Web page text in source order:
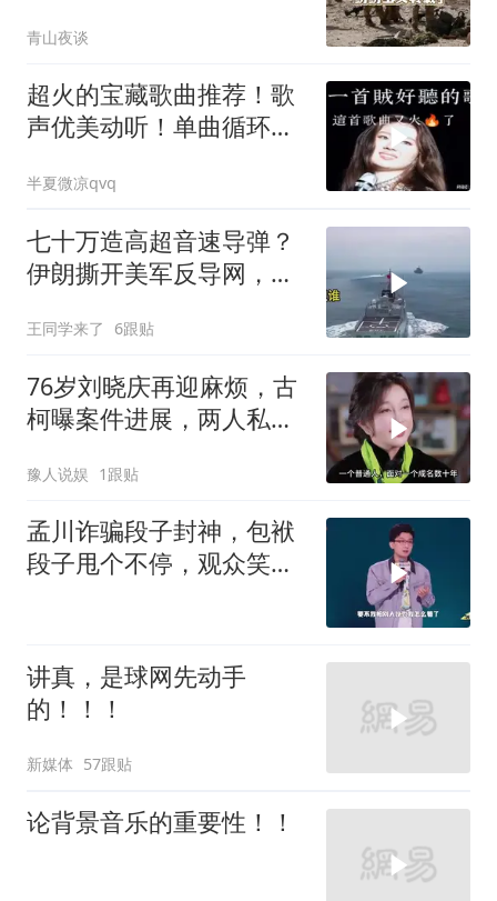
青山夜谈
超火的宝藏歌曲推荐！歌
声优美动听！单曲循环停
半夏微凉qvq
七十万造高超音速导弹？
伊朗撕开美军反导网，炸
王同学来了 6跟贴
76岁刘晓庆再迎麻烦，古
柯曝案件进展，两人私密
豫人说娱 1跟贴
孟川诈骗段子封神，包袱
段子甩个不停，观众笑到
讲真，是球网先动手
的！！！
新媒体 57跟贴
论背景音乐的重要性！！